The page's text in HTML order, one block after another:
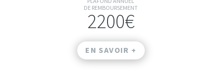
DE REMBOURSEMENT
2200€
EN SAVOIR +